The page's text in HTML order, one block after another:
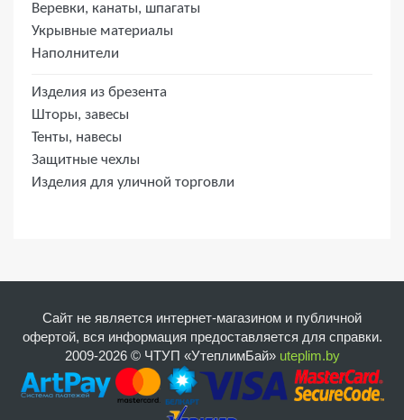
Веревки, канаты, шпагаты
Укрывные материалы
Наполнители
Изделия из брезента
Шторы, завесы
Тенты, навесы
Защитные чехлы
Изделия для уличной торговли
Сайт не является интернет-магазином и публичной
офертой, вся информация предоставляется для справки.
2009-2026 © ЧТУП «УтеплимБай» uteplim.by